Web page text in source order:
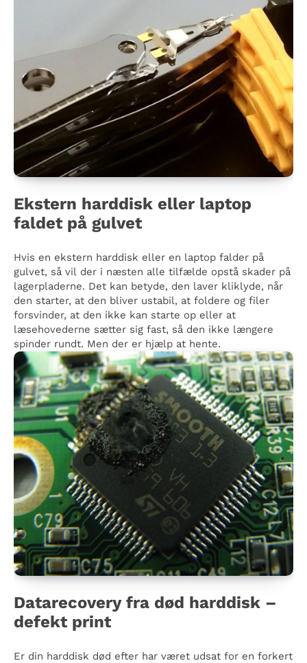
Ekstern harddisk eller laptop
faldet på gulvet
Hvis en ekstern harddisk eller en laptop falder på
gulvet, så vil der i næsten alle tilfælde opstå skader på
lagerpladerne. Det kan betyde, den laver kliklyde, når
den starter, at den bliver ustabil, at foldere og filer
forsvinder, at den ikke kan starte op eller at
læsehovederne sætter sig fast, så den ikke længere
spinder rundt. Men der er hjælp at hente.
Datarecovery fra død harddisk –
defekt print
Er din harddisk død efter har været udsat for en forkert